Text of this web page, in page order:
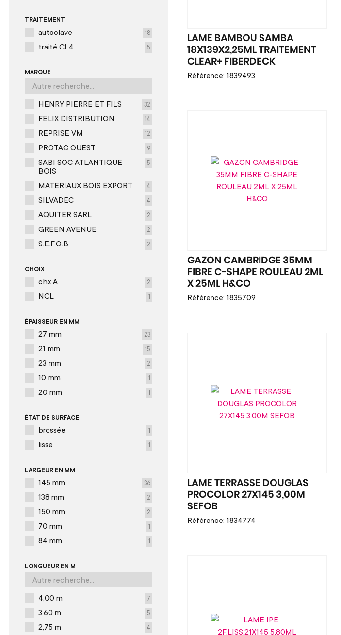
TRAITEMENT
autoclave 18
traité CL4 5
MARQUE
HENRY PIERRE ET FILS 32
FELIX DISTRIBUTION 14
REPRISE VM 12
PROTAC OUEST 9
SABI SOC ATLANTIQUE
BOIS
5
MATERIAUX BOIS EXPORT 4
SILVADEC 4
AQUITER SARL 2
GREEN AVENUE 2
S.E.F.O.B. 2
CHOIX
chx A 2
NCL 1
ÉPAISSEUR EN MM
27 mm 23
21 mm 15
23 mm 2
10 mm 1
20 mm 1
ÉTAT DE SURFACE
brossée 1
lisse 1
LARGEUR EN MM
145 mm 36
138 mm 2
150 mm 2
70 mm 1
84 mm 1
LONGUEUR EN M
4,00 m 7
3,60 m 5
2,75 m 4
LAME BAMBOU SAMBA
18X139X2,25ML TRAITEMENT
CLEAR+ FIBERDECK
Référence: 1839493
GAZON CAMBRIDGE 35MM
FIBRE C-SHAPE ROULEAU 2ML
X 25ML H&CO
Référence: 1835709
LAME TERRASSE DOUGLAS
PROCOLOR 27X145 3,00M
SEFOB
Référence: 1834774